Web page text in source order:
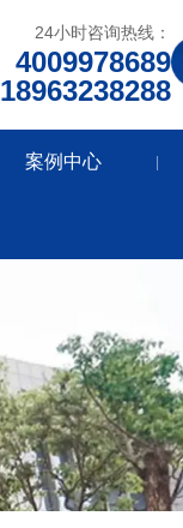
24小时咨询热线：
4009978689
18963238288
案例中心 |